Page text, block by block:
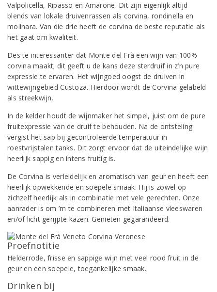
Valpolicella, Ripasso en Amarone. Dit zijn eigenlijk altijd
blends van lokale druivenrassen als corvina, rondinella en
molinara. Van die drie heeft de corvina de beste reputatie als
het gaat om kwaliteit.
Des te interessanter dat Monte del Frà een wijn van 100%
corvina maakt; dit geeft u de kans deze sterdruif in z’n pure
expressie te ervaren. Het wijngoed oogst de druiven in
wittewijngebied Custoza. Hierdoor wordt de Corvina gelabeld
als streekwijn.
In de kelder houdt de wijnmaker het simpel, juist om de pure
fruitexpressie van de druif te behouden. Na de ontsteling
vergist het sap bij gecontroleerde temperatuur in
roestvrijstalen tanks. Dit zorgt ervoor dat de uiteindelijke wijn
heerlijk sappig en intens fruitig is.
De Corvina is verleidelijk en aromatisch van geur en heeft een
heerlijk opwekkende en soepele smaak. Hij is zowel op
zichzelf heerlijk als in combinatie met vele gerechten. Onze
aanrader is om ’m te combineren met Italiaanse vleeswaren
en/of licht gerijpte kazen. Genieten gegarandeerd.
Proefnotitie
Helderrode, frisse en sappige wijn met veel rood fruit in de
geur en een soepele, toegankelijke smaak.
Drinken bij